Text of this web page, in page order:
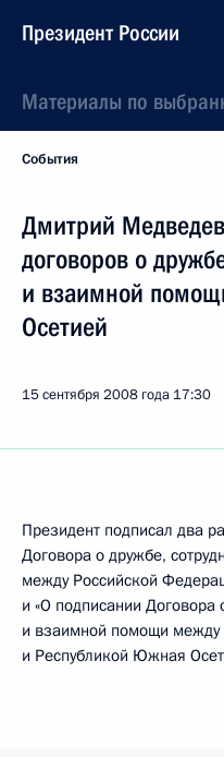
Президент России
Материалы по
События
Дмитрий
договоров о
и взаимной
Осетией
15 сентября 2008 года 17:30
Президент подписал два
Договора о дружбе,
между Российской
и «О подписании Договора
и взаимной помощи между
и Республикой Южная